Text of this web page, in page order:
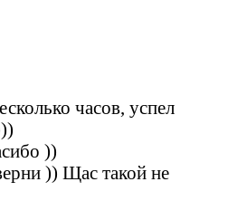
часов, успел
))
)) Щас такой не